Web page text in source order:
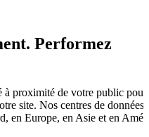
Performez
à proximité de votre public pour
site. Nos centres de données
en Europe, en Asie et en